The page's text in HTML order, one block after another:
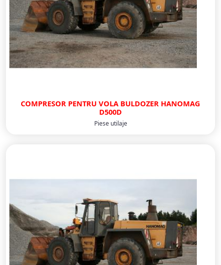
COMPRESOR PENTRU VOLA BULDOZER HANOMAG
D500D
Piese utilaje